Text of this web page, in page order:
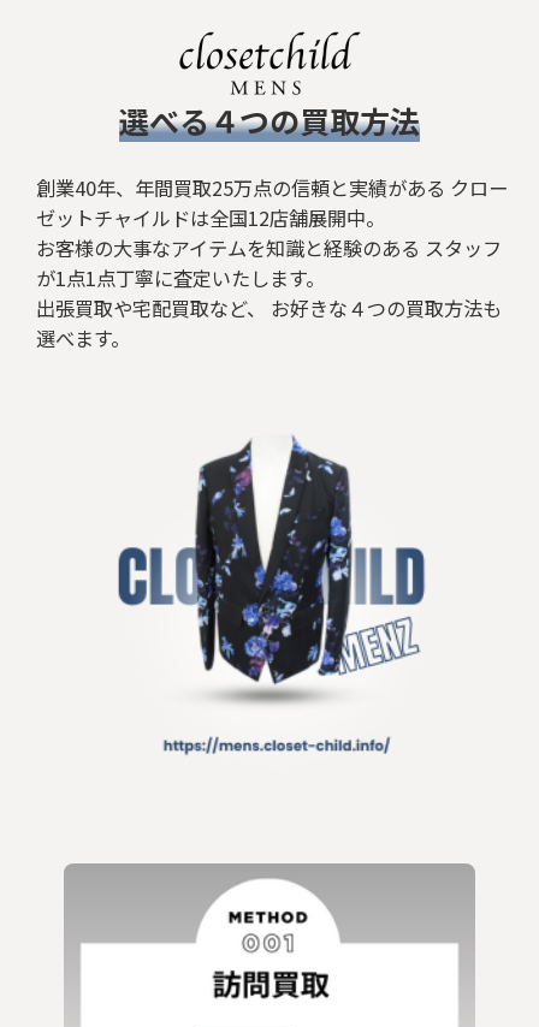
​選べる４つの買取方法
創業40年、年間買取25万点の信頼と実績がある クロー
ゼットチャイルドは全国12店舗展開中。
お客様の大事なアイテムを知識と経験のある スタッフ
が1点1点丁寧に査定いたします。
出張買取や宅配買取など、 お好きな４つの買取方法も
選べます。